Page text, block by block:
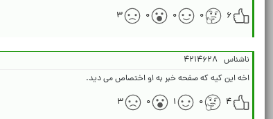
۶
۰ ۰ ۰ ۳
ناشناس ۴۲۱۴۶۲۸
اخه این کیه که صفحه خبر به او اختصاص می دید.
۴
۰ ۱ ۰ ۳